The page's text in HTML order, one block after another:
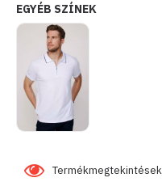
EGYÉB SZÍNEK